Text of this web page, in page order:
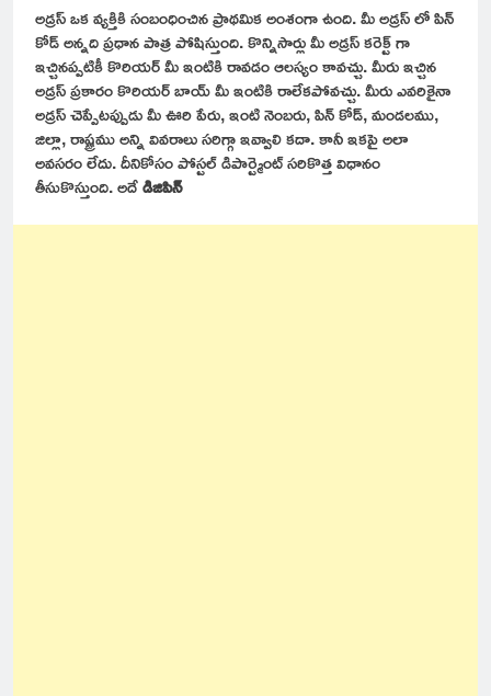
అడ్రస్ ఒక వ్యక్తికి సంబంధించిన ప్రాథమిక అంశంగా ఉంది. మీ అడ్రస్ లో పిన్
కోడ్ అన్నది ప్రధాన పాత్ర పోషిస్తుంది. కొన్నిసార్లు మీ అడ్రస్ కరెక్ట్ గా
ఇచ్చినప్పటికీ కొరియర్ మీ ఇంటికి రావడం ఆలస్యం కావచ్చు. మీరు ఇచ్చిన
అడ్రస్ ప్రకారం కొరియర్ బాయ్ మీ ఇంటికి రాలేకపోవచ్చు. మీరు ఎవరికైనా
అడ్రస్ చెప్పేటప్పుడు మీ ఊరి పేరు, ఇంటి నెంబరు, పిన్ కోడ్, మండలము,
జిల్లా, రాష్ట్రము అన్ని వివరాలు సరిగ్గా ఇవ్వాలి కదా. కానీ ఇకపై అలా
అవసరం లేదు. దీనికోసం పోస్టల్ డిపార్ట్మెంట్ సరికొత్త విధానం
తీసుకొస్తుంది. అదేడిజిపిన్